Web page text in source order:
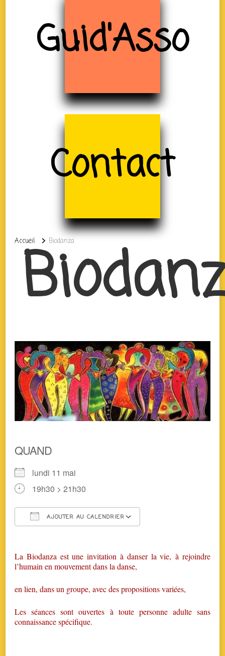
Accueil Biodanza
QUAND
lundi 11 mai
19h30 > 21h30
AJOUTER AU CALENDRIER
La Biodanza est une invitation à danser la vie, à rejoindre
l’humain en mouvement dans la danse,
en lien, dans un groupe, avec des propositions variées,
Les séances sont ouvertes à toute personne adulte sans
connaissance spécifique.
Guid'Asso
Contact